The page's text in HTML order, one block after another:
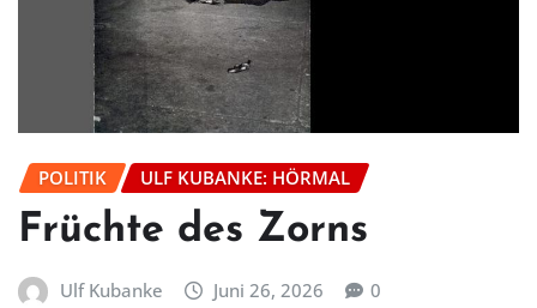
POLITIK ULF KUBANKE: HÖRMAL
Früchte des Zorns
Ulf Kubanke Juni 26, 2026 0